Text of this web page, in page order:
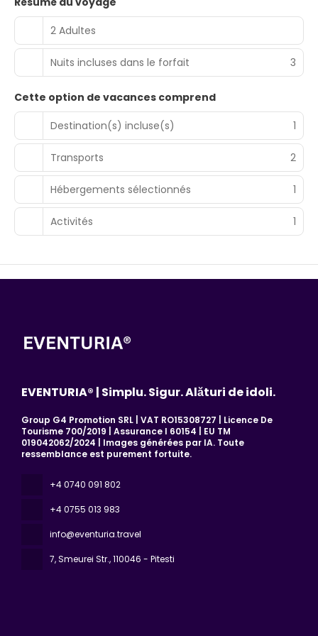
2 Adultes
Nuits incluses dans le forfait 3
Cette option de vacances comprend
Destination(s) incluse(s)
1
Transports 2
Hébergements sélectionnés 1
Activités 1
EVENTURIA® | Simplu. Sigur. Alături de idoli.
Group G4 Promotion SRL | VAT RO15308727 | Licence De
Tourisme 700/2019 | Assurance I 60154 | EU TM
019042062/2024 | Images générées par IA. Toute
ressemblance est purement fortuite.
+4 0740 091 802
+4 0755 013 983
info@eventuria.travel
7, Smeurei Str., 110046 - Pitesti